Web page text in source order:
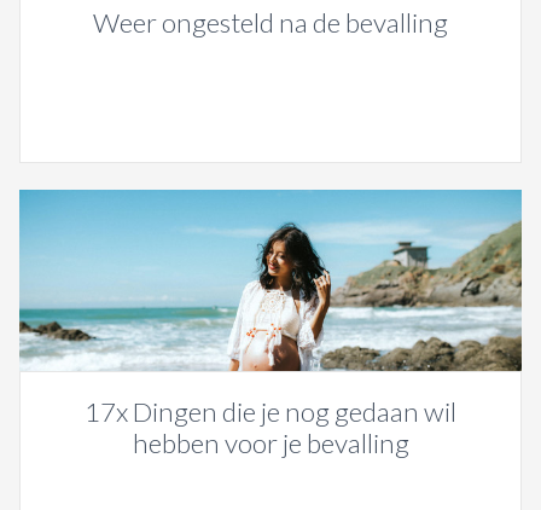
Weer ongesteld na de bevalling
17x Dingen die je nog gedaan wil
hebben voor je bevalling